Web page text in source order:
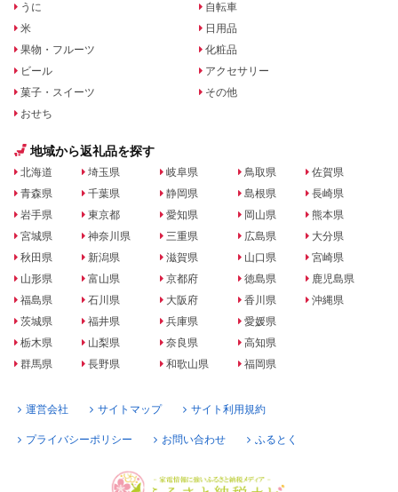
うに
米
果物・フルーツ
ビール
菓子・スイーツ
おせち
自転車
日用品
化粧品
アクセサリー
その他
地域から返礼品を探す
北海道
青森県
岩手県
宮城県
秋田県
山形県
福島県
茨城県
栃木県
群馬県
埼玉県
千葉県
東京都
神奈川県
新潟県
富山県
石川県
福井県
山梨県
長野県
岐阜県
静岡県
愛知県
三重県
滋賀県
京都府
大阪府
兵庫県
奈良県
和歌山県
鳥取県
島根県
岡山県
広島県
山口県
徳島県
香川県
愛媛県
高知県
福岡県
佐賀県
長崎県
熊本県
大分県
宮崎県
鹿児島県
沖縄県
運営会社 サイトマップ サイト利用規約
プライバシーポリシー お問い合わせ ふるとく